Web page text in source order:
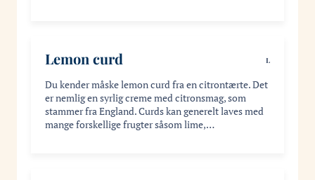
Lemon curd L
Du kender måske lemon curd fra en citrontærte. Det
er nemlig en syrlig creme med citronsmag, som
stammer fra England. Curds kan generelt laves med
mange forskellige frugter såsom lime,…